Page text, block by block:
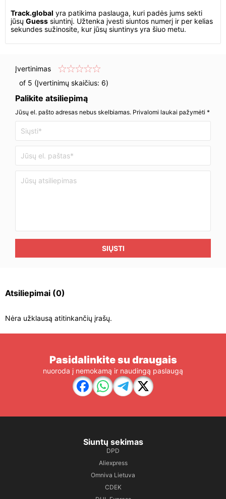
Track.global yra patikima paslauga, kuri padės jums sekti
jūsų Guess siuntinį. Užtenka įvesti siuntos numerį ir per kelias
sekundes sužinosite, kur jūsų siuntinys yra šiuo metu.
Įvertinimas
of 5 (Įvertinimų skaičius: 6)
Palikite atsiliepimą
Jūsų el. pašto adresas nebus skelbiamas. Privalomi laukai pažymėti *
SIŲSTI
Atsiliepimai (0)
Nėra užklausą atitinkančių įrašų.
Pasidalinkite su draugais
nuoroda į nemokamą ir naudingą paslaugą
Siuntų sekimas
DPD
Aliexpress
Omniva Lietuva
CDEK